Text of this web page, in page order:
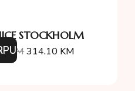
STOCKHOLM
KM314.10 KM